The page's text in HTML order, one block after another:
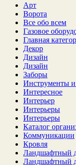
Арт
Ворота
Все обо всем
Газовое
Главная
Декор
Дизайн
Дизайн
Заборы
Инструменты и
Интересное
Интерьер
Интерьеры
Интерьеры
Каталог
Коммуникации
Кровля
Ландшафтный
Ландшафтный